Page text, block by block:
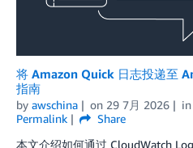
将 Amazon Quick 日志投递至
指南
by awschina on 29 7月 2026 in
Permalink
Share
本文介绍如何通过 CloudWatch